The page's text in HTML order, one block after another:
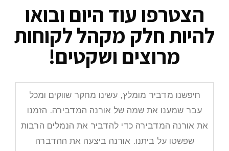
הצטרפו עוד היום ובואו
להיות חלק מקהל לקוחות
מרוצים ושקטים!
חיפשנו מדביר מומלץ, עשינו מחקר שווקים ומכל
עבר שמענו את שמה של אורנה המדבירה. הזמנו
את אורנה המדבירה כדי להדביר את הנמלים הרבות
שפשטו על ביתנו. אורנה ביצעה את ההדברה